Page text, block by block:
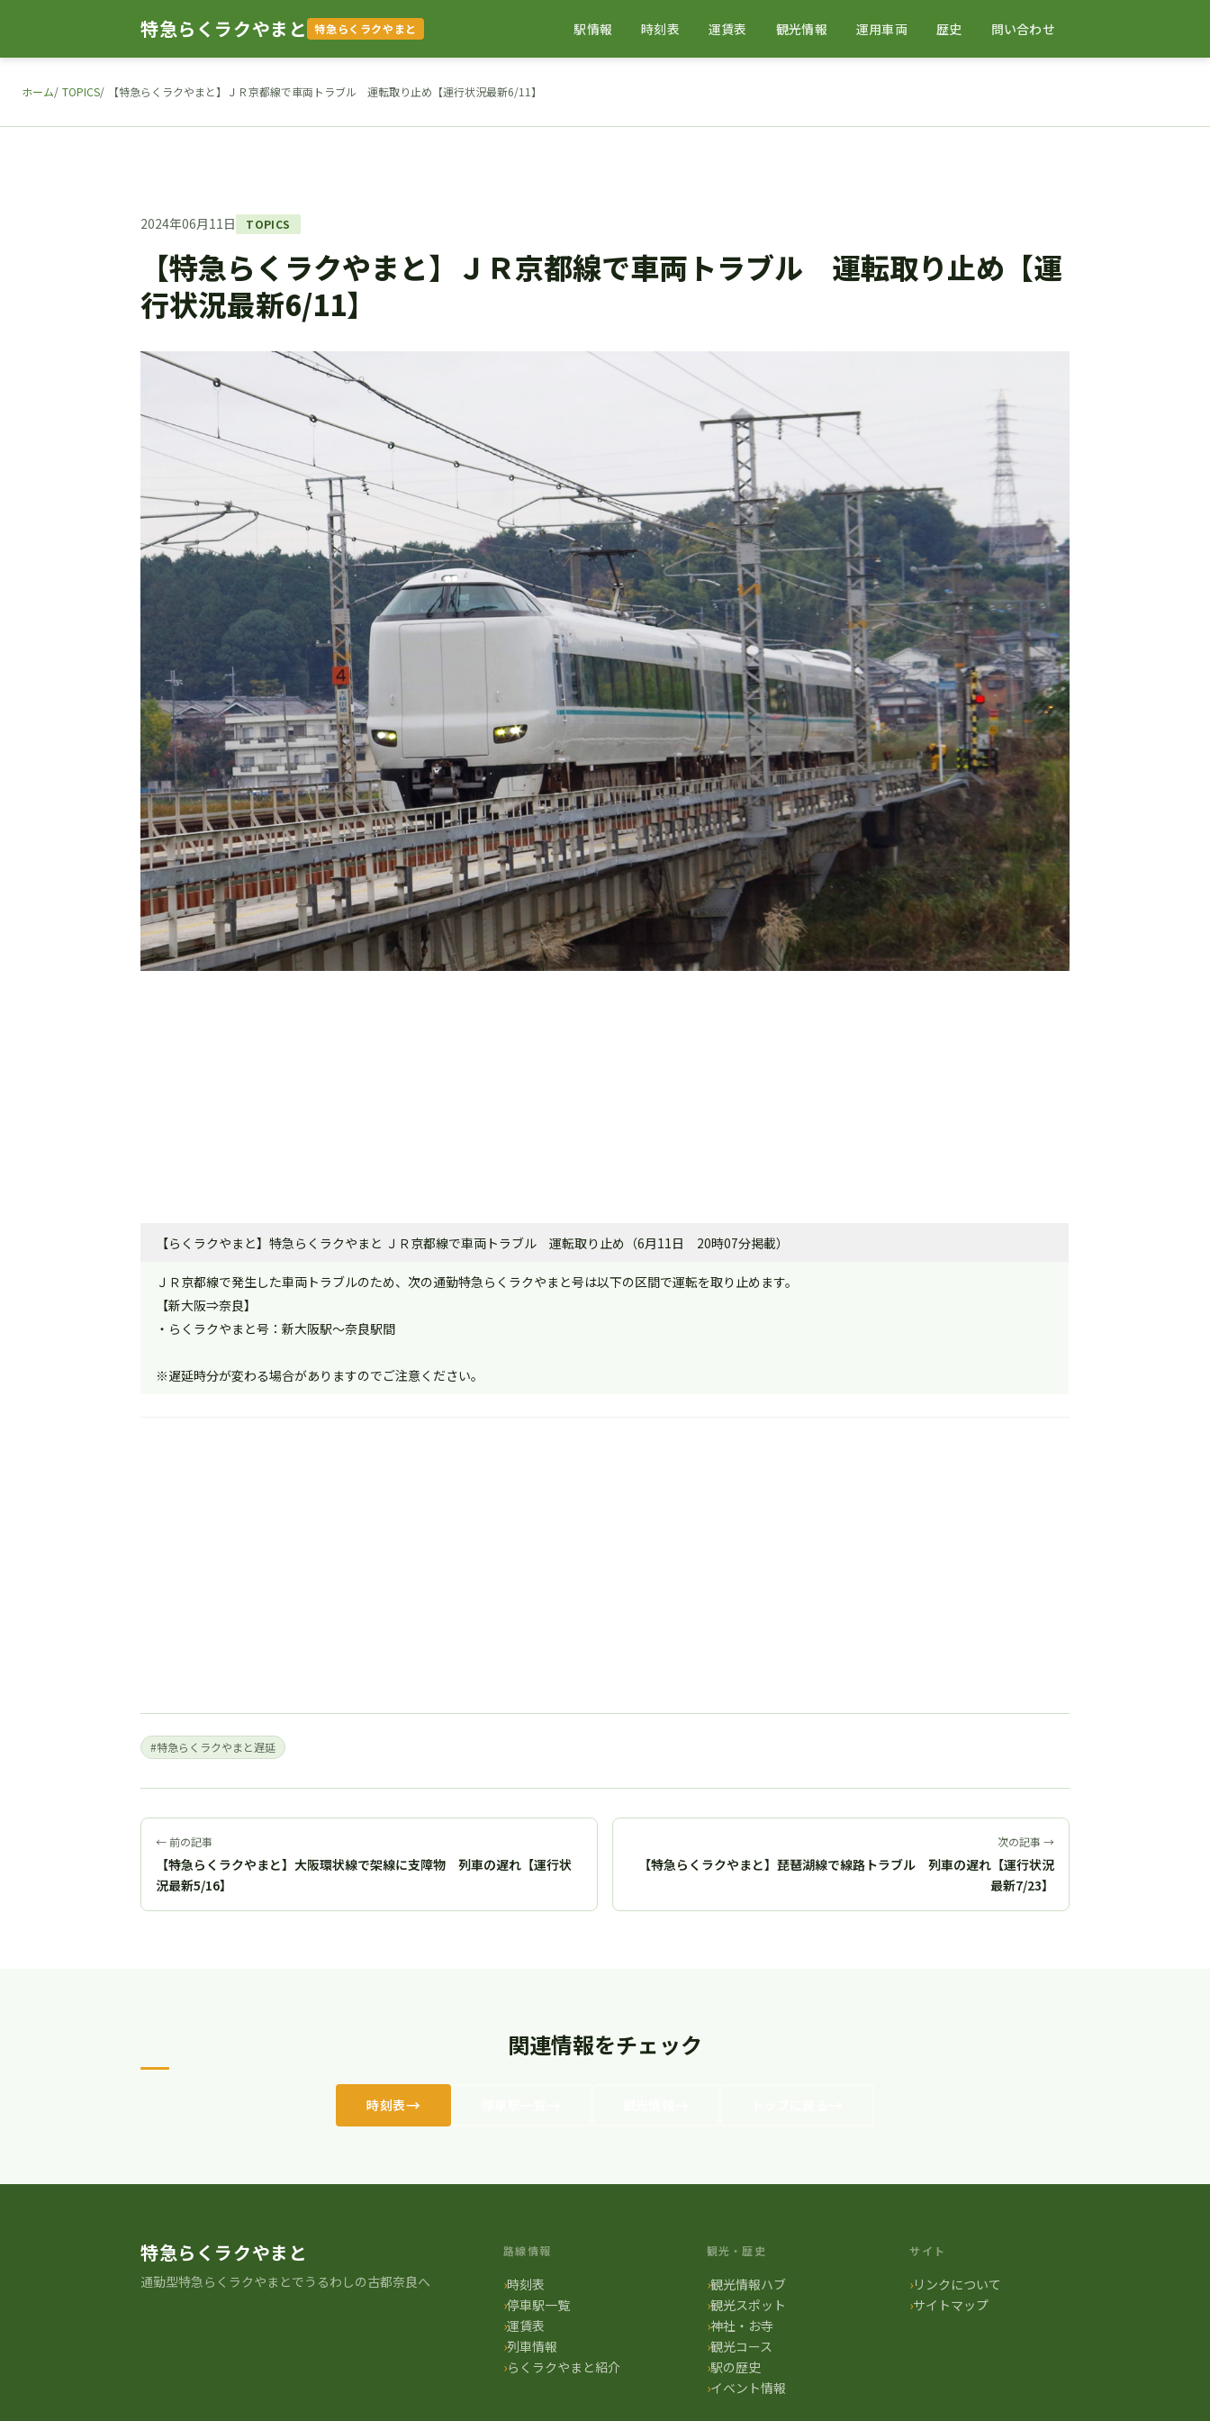
特急らくラクやまと 特急らくラクやまと 駅情報 時刻表 運賃表 観光情報 運用車両 歴史 問い合わせ
ホーム TOPICS 【特急らくラクやまと】ＪＲ京都線で車両トラブル 運転取り止め【運行状況最新6/11】
2024年06月11日 TOPICS
【特急らくラクやまと】ＪＲ京都線で車両トラブル 運転取り止め【運
行状況最新6/11】
【らくラクやまと】特急らくラクやまと ＪＲ京都線で車両トラブル 運転取り止め（6月11日 20時07分掲載）
ＪＲ京都線で発生した車両トラブルのため、次の通勤特急らくラクやまと号は以下の区間で運転を取り止めます。
【新大阪⇒奈良】
・らくラクやまと号：新大阪駅～奈良駅間
※遅延時分が変わる場合がありますのでご注意ください。
#特急らくラクやまと遅延
← 前の記事
【特急らくラクやまと】大阪環状線で架線に支障物 列車の遅れ【運行状
況最新5/16】
次の記事 →
【特急らくラクやまと】琵琶湖線で線路トラブル 列車の遅れ【運行状況
最新7/23】
関連情報をチェック
時刻表
特急らくラクやまと
通勤型特急らくラクやまとでうるわしの古都奈良へ
路線情報
時刻表
停車駅一覧
運賃表
列車情報
らくラクやまと紹介
観光・歴史
観光情報ハブ
観光スポット
神社・お寺
観光コース
駅の歴史
イベント情報
サイト
リンクについて
サイトマップ